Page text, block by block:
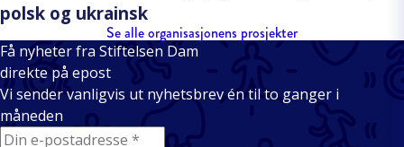
polsk og ukrainsk
Se alle organisasjonens prosjekter
Få nyheter fra Stiftelsen Dam
direkte på epost
Vi sender vanligvis ut nyhetsbrev én til to ganger i
måneden
E-mail